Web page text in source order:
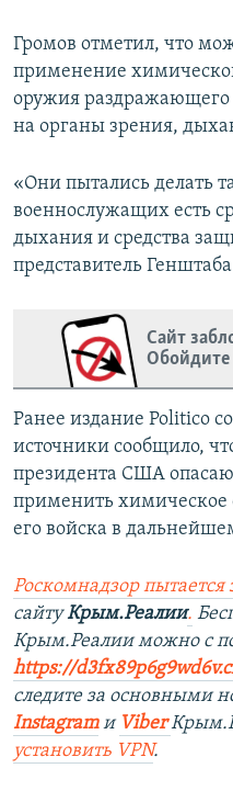
Громов отметил, что
применение
оружия раздражающего
на органы зрения,
«Они пытались делать
военнослужащих есть
дыхания и средства
представитель
Сайт
Обойдите
Ранее издание Politico
источники сообщило,
президента США
применить химическое
его войска в
Роскомнадзор пытается
сайтуКрым.Реалии.
Крым.Реалии можно с
https://
следите за основными
Instagram и Viber
установить VPN.